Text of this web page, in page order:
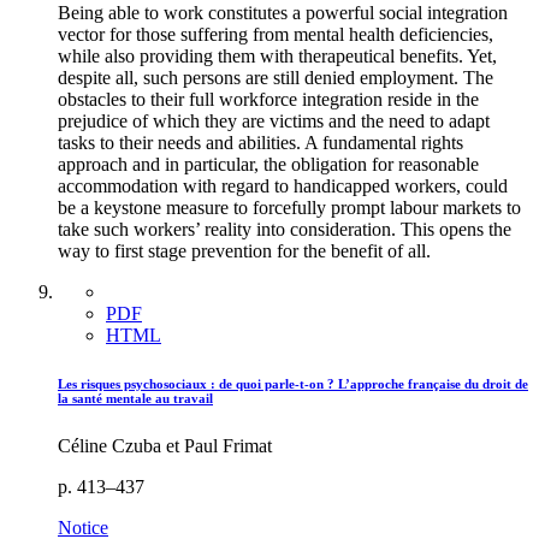
Being able to work constitutes a powerful social integration
vector for those suffering from mental health deficiencies,
while also providing them with therapeutical benefits. Yet,
despite all, such persons are still denied employment. The
obstacles to their full workforce integration reside in the
prejudice of which they are victims and the need to adapt
tasks to their needs and abilities. A fundamental rights
approach and in particular, the obligation for reasonable
accommodation with regard to handicapped workers, could
be a keystone measure to forcefully prompt labour markets to
take such workers’ reality into consideration. This opens the
way to first stage prevention for the benefit of all.
PDF
HTML
Les risques psychosociaux : de quoi parle-t-on ? L’approche française du droit de
la santé mentale au travail
Céline Czuba et Paul Frimat
p. 413–437
Notice